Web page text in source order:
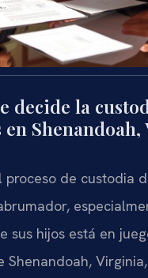
decide la
en
proceso de custodia
sus hijos está en
Shenandoah,